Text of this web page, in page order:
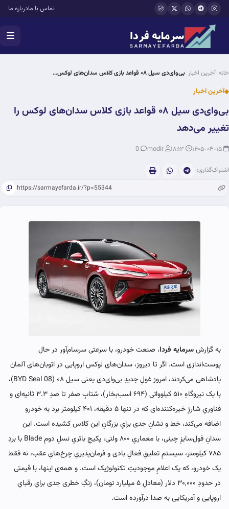
رفتن به محتوای اصلی تماس با مادرباره ما
خانه آخرین اخبار بی‌وای‌دی سیل ۰۸ قواعد بازی کلاس سدان‌های لوکس…
آخرین اخبار
بی‌وای‌دی سیل ۰۸ قواعد بازی کلاس سدان‌های لوکس را
تغییر می‌دهد
اشتراک‌گذاری:
به گزارشسرمایه فردا، صنعت خودرو، با سرعتی سرسام‌آور در حال
پوست‌اندازی است. اگر تا دیروز، سدان‌های لوکس اروپایی در اتوبان‌های آلمان
پادشاهی می‌کردند، امروز غولِ جدیدِ بی‌وای‌دی یعنی سیل ۰۸ (BYD Seal 08)،
با یک نیروگاهِ ۵۱۰ کیلوواتی (۶۹۴ اسب‌بخار)، شتابِ صفر تا صدِ ۳.۳ ثانیه‌ای و
فناوریِ شارژِ خیره‌کننده‌ای که در تنها ۵ دقیقه، ۴۰۱ کیلومتر برد به خودرو
اضافه می‌کند، خط و نشانِ جدی برایِ بزرگانِ این کلاس کشیده است. این
سدانِ فول‌سایزِ چینی، با معماریِ ۸۰۰ ولتی، پکیجِ باتریِ نسلِ دومِ Blade با بردِ
۷۸۵ کیلومتر، سیستمِ تعلیقِ فعالِ بادی و فرمان‌پذیریِ چرخ‌هایِ عقب، نه فقط
یک خودرو، که یک اعلامِ موجودیتِ تکنولوژیک است. و همه‌ی اینها، با قیمتی
در حدودِ ۳۰,۰۰۰ دلار (معادلِ ۵ میلیارد تومان)، زنگِ خطری جدی برایِ رقبایِ
اروپایی و آمریکایی به صدا درآورده است.